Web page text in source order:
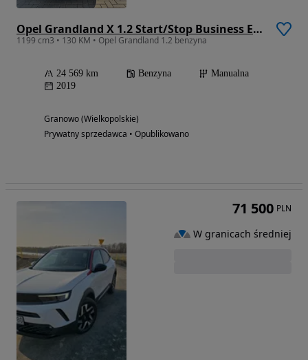
Opel Grandland X 1.2 Start/Stop Business Elegance
1199 cm3 • 130 KM • Opel Grandland 1.2 benzyna
24 569 km Benzyna
Manualna
2019
Granowo (Wielkopolskie)
Prywatny sprzedawca • Opublikowano
71 500 PLN
W granicach średniej